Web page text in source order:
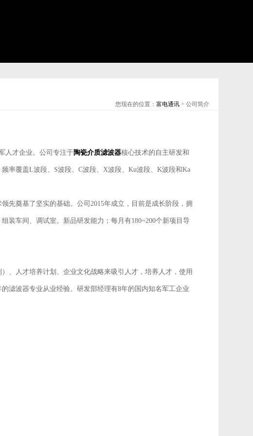
您现在的位置： 富电通讯> 公司简介
人才企业。公司专注于陶瓷介质滤波器核心技术的自主研发和
率覆盖L波段、S波段、C波段、X波段、Ku波段、K波段和Ka
先奠基了坚实的基础。公司2015年成立，目前是成长阶段，拥
装车间、调试室。新品研发能力；每月有180~200个新项目导
、人才培养计划、企业文化战略来吸引人才，培养人才，使用
滤波器专业从业经验。研发部经理有8年的国内知名军工企业